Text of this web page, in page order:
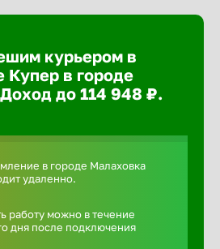
курьером в
Купер в городе
до 114 948 ₽.
в городе Малаховка
удаленно.
работу можно в течение
дня после подключения